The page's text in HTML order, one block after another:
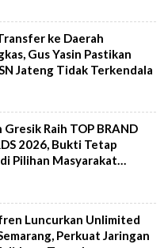
ke Daerah
Gus Yasin Pastikan
Jateng Tidak Terkendala
Gresik Raih TOP BRAND
2026, Bukti Tetap
Pilihan Masyarakat
Luncurkan Unlimited
Perkuat Jaringan